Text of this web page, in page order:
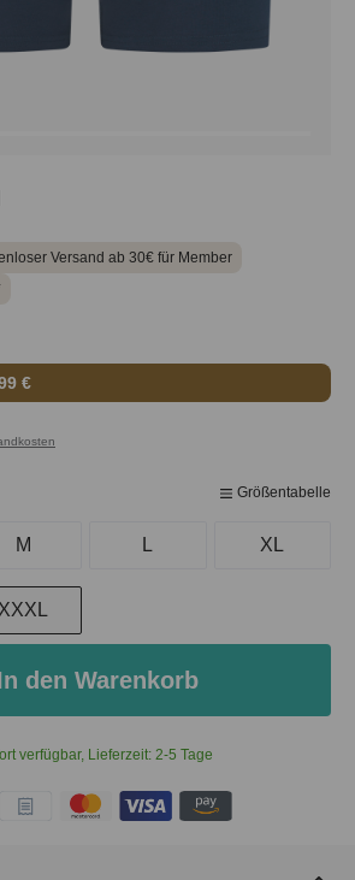
Versand ab 30€ für Member
€
verfügbar, Lieferzeit: 2-5 Tage
Größentabelle
M L XL
XXXL
den Warenkorb